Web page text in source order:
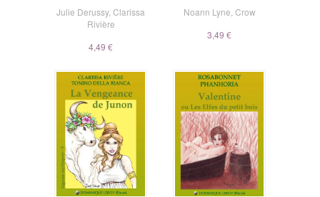
Julie Derussy,Clarissa
Rivière
4,49 €
Noann Lyne,Crow
3,49 €